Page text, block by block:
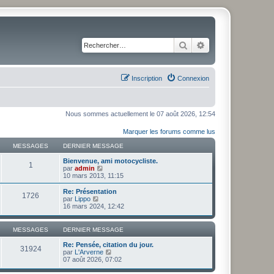
Rechercher
Connexion
Inscription
Nous sommes actuellement le 07 août 2026, 12:54
Marquer les forums comme lus
MESSAGES DERNIER MESSAGE
1
Bienvenue, ami motocycliste.
par admin
o
n
s
t
e
r
l
e
d
e
r
n
10 mars 2013, 11:15
1726
Re: Présentation
par Lippo
o
s
u
e
r
l
e
16 mars 2024, 12:42
MESSAGES DERNIER MESSAGE
31924
Re: Pensée, citation du jour.
par L'Arverne
o
07 août 2026, 07:02